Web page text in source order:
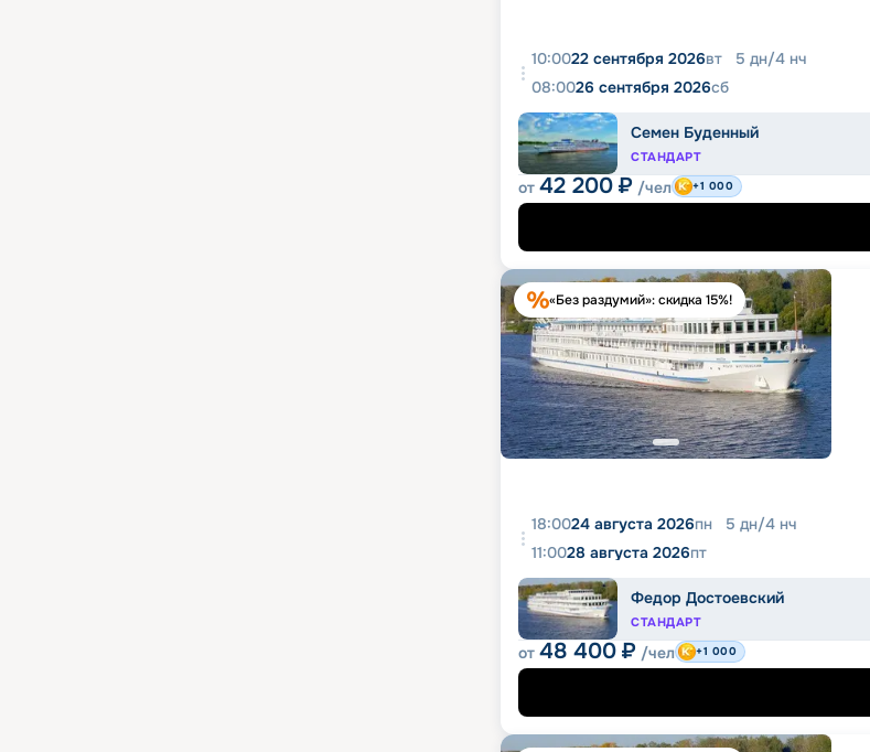
10:0022 сентября 2026вт 5 дн/4 нч
08:0026 сентября 2026сб
Семен Буденный
СТАНДАРТ
от 42 200 ₽ /чел +1 000
«Без раздумий»: скидка 15%!
18:0024 августа 2026пн 5 дн/4 нч
11:0028 августа 2026пт
Федор Достоевский
СТАНДАРТ
от 48 400 ₽ /чел +1 000